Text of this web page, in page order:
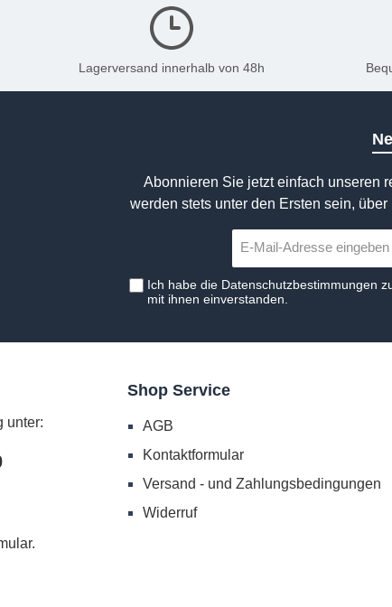
Lagerversand innerhalb von 48h
Abonnieren Sie jetzt einfach unseren
werden stets unter den Ersten sein,
Ich habe die Datenschutzbestimmungen
mit ihnen einverstanden.
unter:
.
Shop Service
AGB
Kontaktformular
Versand - und Zahlungsbedingungen
Widerruf